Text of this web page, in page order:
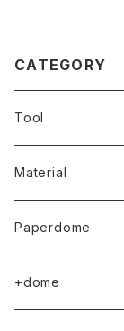
CATEGORY
Tool
Material
Paperdome
+dome